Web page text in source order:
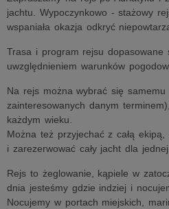
jachtu. Wypoczynkowo - stażowy
wspaniała okazja odkryć
Trasa i program rejsu dopasowane
uwzględnieniem warunków
Na rejs można wybrać się samemu
zainteresowanych danym
każdym wieku.
Można też przyjechać z całą ekipą,
i zarezerwować cały jacht dla
Rejs to żeglowanie, kąpiele w
dnia jesteśmy gdzie indziej i
Nocujemy w portach miejskich,